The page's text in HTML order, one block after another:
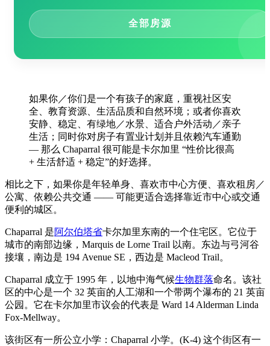
全部房源
如果你／你们是一个有孩子的家庭，重视社区安
全、教育资源、生活品质和自然环境；或者你喜欢
安静、稳定、有绿地／水景、适合户外活动／亲子
生活；同时你对房子有置业计划并且依赖汽车通勤
— 那么 Chaparral 很可能是卡尔加里 “性价比很高
+ 生活舒适 + 稳定”的好选择。
相比之下，如果你是年轻单身、喜欢市中心方便、喜欢租房／
公寓、依赖公共交通 —— 可能更适合选择靠近市中心或交通
便利的城区。
Chaparral 是阿尔伯塔省卡尔加里东南的一个住宅区。它位于
城市的南部边缘，Marquis de Lorne Trail 以南。东边与弓河谷
接壤，南边是 194 Avenue SE，西边是 Macleod Trail。
Chaparral 成立于 1995 年，以地中海气候生物群落命名。该社
区的中心是一个 32 英亩的人工湖和一个带两个瀑布的 21 英亩
公园。它在卡尔加里市议会的代表是 Ward 14 Alderman Linda
Fox-Mellway。
该街区有一所公立小学：Chaparral 小学。(K-4) 这个街区有一